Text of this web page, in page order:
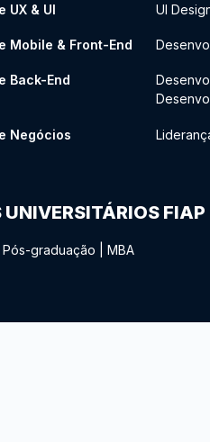
UX & UI UI
Mobile & Front-End
Back-End
Negócios
UNIVERSITÁRIOS FIAP
Pós-graduação MBA